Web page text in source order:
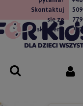
Skontaktuj
się ze
sklepem!
509
779
757